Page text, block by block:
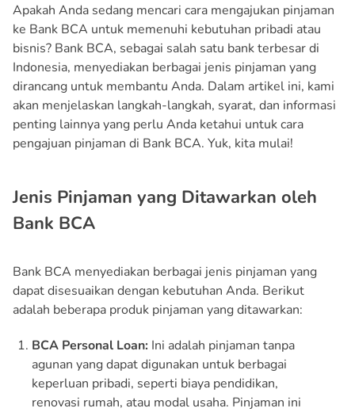
Apakah Anda sedang mencari cara mengajukan pinjaman
ke Bank BCA untuk memenuhi kebutuhan pribadi atau
bisnis? Bank BCA, sebagai salah satu bank terbesar di
Indonesia, menyediakan berbagai jenis pinjaman yang
dirancang untuk membantu Anda. Dalam artikel ini, kami
akan menjelaskan langkah-langkah, syarat, dan informasi
penting lainnya yang perlu Anda ketahui untuk cara
pengajuan pinjaman di Bank BCA. Yuk, kita mulai!
Jenis Pinjaman yang Ditawarkan oleh
Bank BCA
Bank BCA menyediakan berbagai jenis pinjaman yang
dapat disesuaikan dengan kebutuhan Anda. Berikut
adalah beberapa produk pinjaman yang ditawarkan:
BCA Personal Loan: Ini adalah pinjaman tanpa
agunan yang dapat digunakan untuk berbagai
keperluan pribadi, seperti biaya pendidikan,
renovasi rumah, atau modal usaha. Pinjaman ini